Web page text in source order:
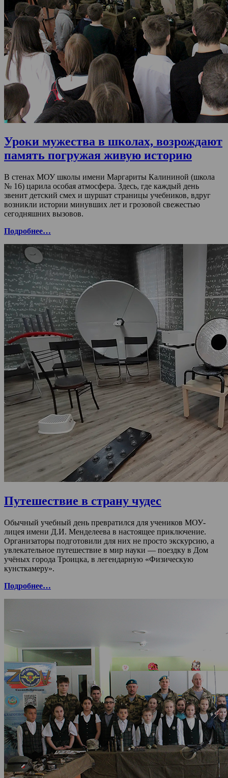
Уроки мужества в школах, возрождают
память погружая живую историю
В стенах МОУ школы имени Маргариты Калининой (школа
№ 16) царила особая атмосфера. Здесь, где каждый день
звенит детский смех и шуршат страницы учебников, вдруг
возникли истории минувших лет и грозовой свежестью
сегодняшних вызовов.
Подробнее…
Путешествие в страну чудес
Обычный учебный день превратился для учеников МОУ-
лицея имени Д.И. Менделеева в настоящее приключение.
Организаторы подготовили для них не просто экскурсию, а
увлекательное путешествие в мир науки — поездку в Дом
учёных города Троицка, в легендарную «Физическую
кунсткамеру».
Подробнее…